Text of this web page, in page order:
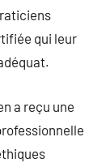
qui leur
a reçu une